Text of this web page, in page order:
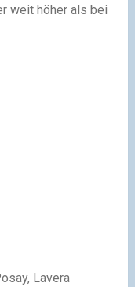
weit höher als bei
Lavera